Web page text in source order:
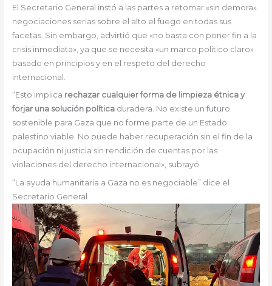
El Secretario General instó a las partes a retomar «sin demora»
negociaciones serias sobre el alto el fuego en todas sus
facetas. Sin embargo, advirtió que «no basta con poner fin a la
crisis inmediata», ya que se necesita «un marco político claro»
basado en principios y en el respeto del derecho
internacional.
“Esto implica rechazar cualquier forma de limpieza étnica y
forjar una solución políticaduradera. No existe un futuro
sostenible para Gaza que no forme parte de un Estado
palestino viable. No puede haber recuperación sin el fin de la
ocupación ni justicia sin rendición de cuentas por las
violaciones del derecho internacional», subrayó.
“La ayuda humanitaria a Gaza no es negociable” dice el
Secretario General